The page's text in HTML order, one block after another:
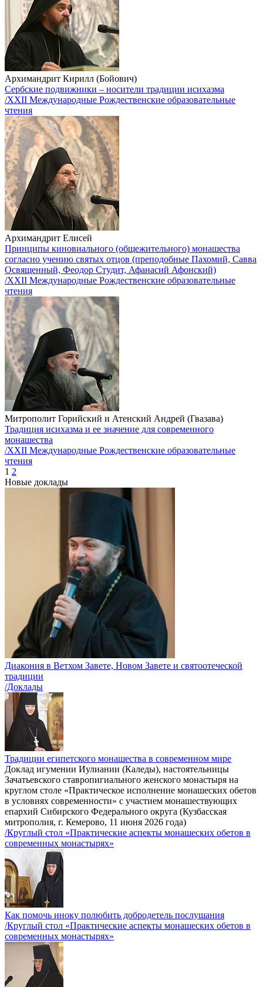
Архимандрит Кирилл (Бойович)
Сербские подвижники – носители традиции исихазма
/XXII Международные Рождественские образовательные
чтения
Архимандрит Елисей
Принципы киновиального (общежительного) монашества
согласно учению святых отцов (преподобные Пахомий, Савва
Освященный, Феодор Студит, Афанасий Афонский)
/XXII Международные Рождественские образовательные
чтения
Митрополит Горийский и Атенский Андрей (Гвазава)
Традиция исихазма и ее значение для современного
монашества
/XXII Международные Рождественские образовательные
чтения
1 2
Новые доклады
Диакония в Ветхом Завете, Новом Завете и святоотеческой
традиции
/Доклады
Традиции египетского монашества в современном мире
Доклад игумении Иулиании (Каледы), настоятельницы
Зачатьевского ставропигиального женского монастыря на
круглом столе «Практическое исполнение монашеских обетов
в условиях современности» с участием монашествующих
епархий Сибирского Федерального округа (Кузбасская
митрополия, г. Кемерово, 11 июня 2026 года)
/Круглый стол «Практические аспекты монашеских обетов в
современных монастырях»
Как помочь иноку полюбить добродетель послушания
/Круглый стол «Практические аспекты монашеских обетов в
современных монастырях»